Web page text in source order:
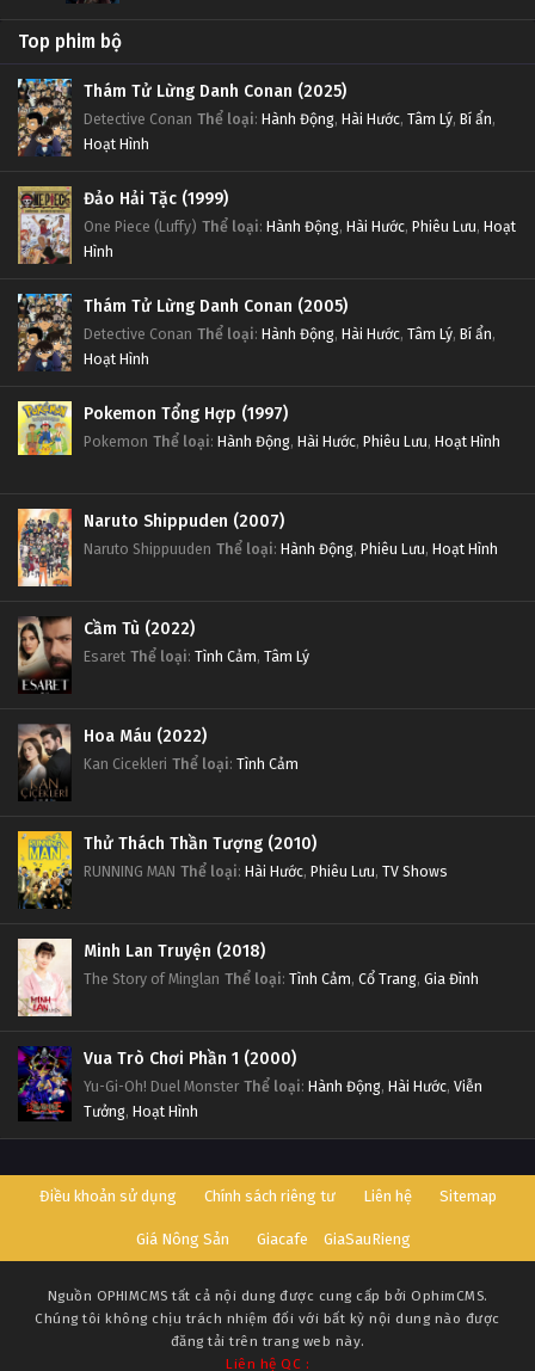
Top phim bộ
Thám Tử Lừng Danh Conan (2025)
Detective Conan Thể loại: Hành Động, Hài Hước, Tâm Lý, Bí ẩn,
Hoạt Hình
Đảo Hải Tặc (1999)
One Piece (Luffy) Thể loại: Hành Động, Hài Hước, Phiêu Lưu, Hoạt
Hình
Thám Tử Lừng Danh Conan (2005)
Detective Conan Thể loại: Hành Động, Hài Hước, Tâm Lý, Bí ẩn,
Hoạt Hình
Pokemon Tổng Hợp (1997)
Pokemon Thể loại: Hành Động, Hài Hước, Phiêu Lưu, Hoạt Hình
Naruto Shippuden (2007)
Naruto Shippuuden Thể loại: Hành Động, Phiêu Lưu, Hoạt Hình
Cầm Tù (2022)
Esaret Thể loại: Tình Cảm, Tâm Lý
Hoa Máu (2022)
Kan Cicekleri Thể loại: Tình Cảm
Thử Thách Thần Tượng (2010)
RUNNING MAN Thể loại: Hài Hước, Phiêu Lưu, TV Shows
Minh Lan Truyện (2018)
The Story of Minglan Thể loại: Tình Cảm, Cổ Trang, Gia Đình
Vua Trò Chơi Phần 1 (2000)
Yu-Gi-Oh! Duel Monster Thể loại: Hành Động, Hài Hước, Viễn
Tưởng, Hoạt Hình
Điều khoản sử dụng Chính sách riêng tư Liên hệ Sitemap
Giá Nông Sản Giacafe GiaSauRieng
Nguồn OPHIMCMS tất cả nội dung được cung cấp bởi OphimCMS.
Chúng tôi không chịu trách nhiệm đối với bất kỳ nội dung nào được
đăng tải trên trang web này.
Liên hệ QC :